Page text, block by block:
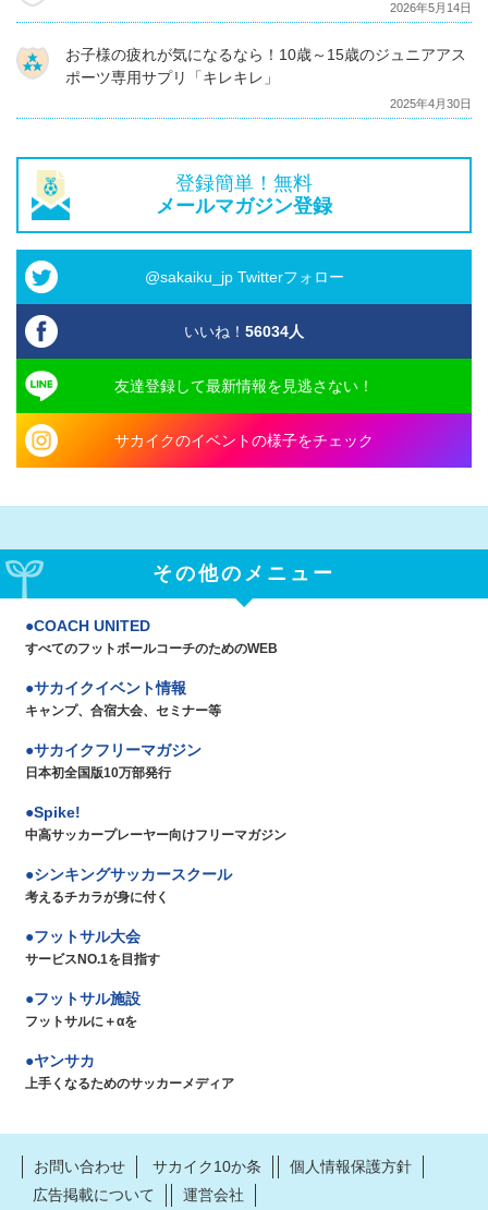
2026年5月14日
お子様の疲れが気になるなら！10歳～15歳のジュニアアス
ポーツ専用サプリ「キレキレ」
2025年4月30日
登録簡単！無料
メールマガジン登録
@sakaiku_jp Twitterフォロー
いいね！ 56034人
友達登録して最新情報を見逃さない！
サカイクのイベントの様子をチェック
その他のメニュー
COACH UNITED
すべてのフットボールコーチのためのWEB
サカイクイベント情報
キャンプ、合宿大会、セミナー等
サカイクフリーマガジン
日本初全国版10万部発行
Spike!
中高サッカープレーヤー向けフリーマガジン
シンキングサッカースクール
考えるチカラが身に付く
フットサル大会
サービスNO.1を目指す
フットサル施設
フットサルに＋αを
ヤンサカ
上手くなるためのサッカーメディア
お問い合わせ サカイク10か条
個人情報保護方針
広告掲載について
運営会社